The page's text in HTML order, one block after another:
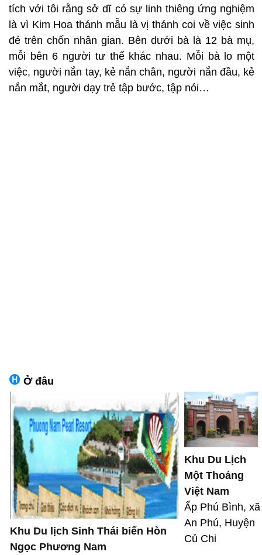
tích với tôi rằng sở dĩ có sự linh thiêng ứng nghiệm
là vì Kim Hoa thánh mẫu là vị thánh coi về việc sinh
đẻ trên chốn nhân gian. Bên dưới bà là 12 bà mụ,
mỗi bên 6 người tư thế khác nhau. Mỗi bà lo một
việc, người nắn tay, kẻ nắn chân, người nắn đầu, kẻ
nắn mắt, người dạy trẻ tập bước, tập nói…
Ở đâu
Khu Du lịch Sinh Thái biển Hòn
Ngọc Phương Nam
Khu Du Lịch
Một Thoáng
Việt Nam
Ấp Phú Bình, xã
An Phú, Huyện
Củ Chi